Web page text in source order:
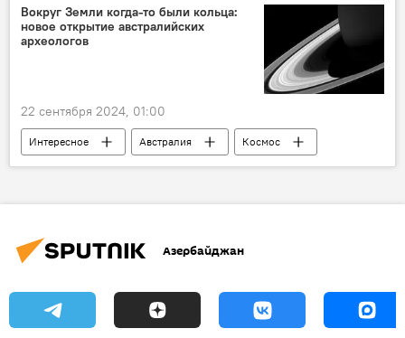
Вокруг Земли когда-то были кольца:
новое открытие австралийских
археологов
22 сентября 2024, 01:00
Интересное Австралия
Космос
Сатурн
Планета Земля
Кольцо
Азербайджан